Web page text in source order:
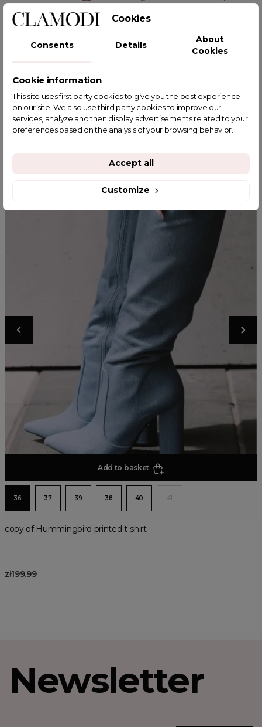
POWIĄZANE TAGI
YOU MIGHT ALSO LIKE
Add to basket
36 37 39 38 40 41
copy of Hummingbird printed t-shirt
zł199.99
Newsletter
Cookies
Consents Details
About
Cookies
Cookie information
This site uses first party cookies to give you the best experience
on our site. We also use third party cookies to improve our
services, analyze and then display advertisements related to your
preferences based on the analysis of your browsing behavior.
Customize
Accept all